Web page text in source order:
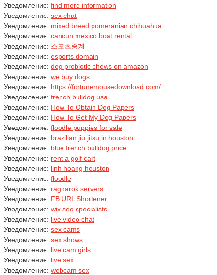
Уведомление: find more information
Уведомление: sex chat
Уведомление: mixed breed pomeranian chihuahua
Уведомление: cancun mexico boat rental
Уведомление: 스포츠중계
Уведомление: esports domain
Уведомление: dog probiotic chews on amazon
Уведомление: we buy dogs
Уведомление: https://fortunemousedownload.com/
Уведомление: french bulldog usa
Уведомление: How To Obtain Dog Papers
Уведомление: How To Get My Dog Papers
Уведомление: floodle puppies for sale
Уведомление: brazilian jiu jitsu in houston
Уведомление: blue french bulldog price
Уведомление: rent a golf cart
Уведомление: linh hoang houston
Уведомление: floodle
Уведомление: ragnarok servers
Уведомление: FB URL Shortener
Уведомление: wix seo specialists
Уведомление: live video chat
Уведомление: sex cams
Уведомление: sex shows
Уведомление: live cam girls
Уведомление: live sex
Уведомление: webcam sex